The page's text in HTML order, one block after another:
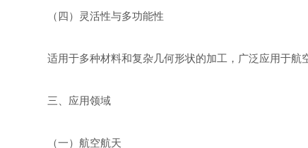
（四）灵活性与多功能性
适用于多种材料和复杂几何形状的加工，广泛应用于航
三、应用领域
（一）航空航天